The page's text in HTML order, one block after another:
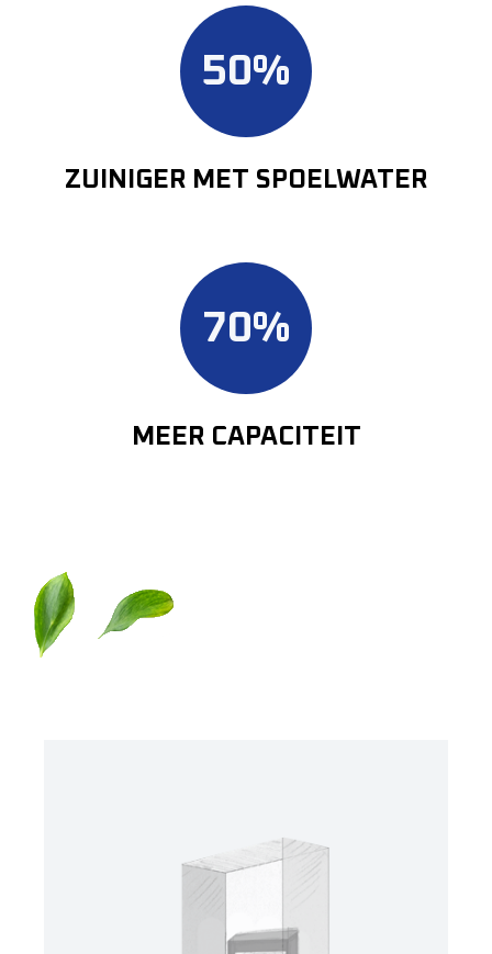
50%
ZUINIGER MET SPOELWATER
70%
MEER CAPACITEIT